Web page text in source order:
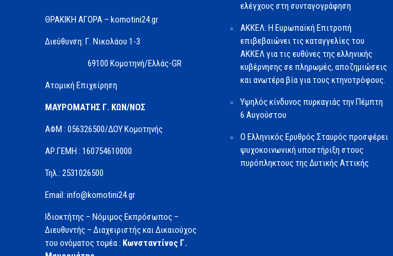
ΘΡΑΚΙΚΗ ΑΓΟΡΑ – komotini24.gr
Διεύθυνση: Γ. Νικολάου 1-3
69100 Κομοτηνή/Ελλάς-GR
Ατομική Επιχείρηση
ΜΑΥΡΟΜΑΤΗΣ Γ. ΚΩΝ/ΝΟΣ
ΑΦΜ : 056326500/ΔOΥ Κομοτηνής
ΑΡ.ΓΕΜΗ : 160754610000
Τηλ.: 2531026500
Email: info@komotini24.gr
Ιδιοκτήτης – Νόμιμος Εκπρόσωπος –
Διευθυντής – Διαχειριστής και Δικαιούχος
του ονόματος τομέα : Κωνσταντίνος Γ.
ελέγχους στη συνταγογράφηση
ΑΚΚΕΛ: Η Ευρωπαϊκή Επιτροπή
επιβεβαιώνει τις καταγγελίες του
ΑΚΚΕΛ για τις ευθύνες της ελληνικής
κυβέρνησης σε πληρωμές, αποζημιώσεις
και ανωτέρα βία για τους κτηνοτρόφους.
Υψηλός κίνδυνος πυρκαγιάς την Πέμπτη
6 Αυγούστου
Ο Ελληνικός Ερυθρός Σταυρός προσφέρει
ψυχοκοινωνική υποστήριξη στους
πυρόπληκτους της Δυτικής Αττικής